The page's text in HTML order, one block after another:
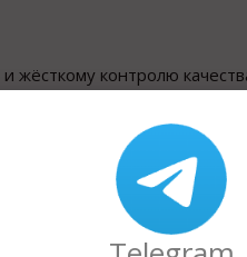
жёсткому контролю
атрибутом данного
тот, кто считает,
Мульти-Грип,
предполагает
на удобной высоте. Вся
в собранном
снимает напряжение
вёдер. Можно уверенно